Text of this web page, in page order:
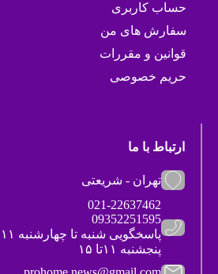
حساب کاربری
سفارش های من
قوانین و مقررات
حریم خصوصی
ارتباط با ما
تهران - شریعتی
021-22637462
09352251595
پاسخگویی شنبه تا چهارشنبه ۱۱ تا ۱۹
پنجشنبه ۱۱تا ۱۵